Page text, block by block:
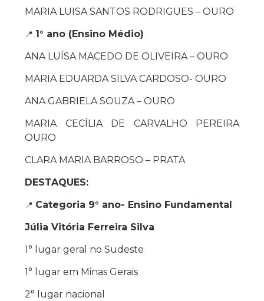
MARIA LUISA SANTOS RODRIGUES – OURO
📍 1° ano (Ensino Médio)
ANA LUÍSA MACEDO DE OLIVEIRA – OURO
MARIA EDUARDA SILVA CARDOSO- OURO
ANA GABRIELA SOUZA – OURO
MARIA CECÍLIA DE CARVALHO PEREIRA
OURO
CLARA MARIA BARROSO – PRATA
DESTAQUES:
📍 Categoria 9° ano- Ensino Fundamental
Júlia Vitória Ferreira Silva
1° lugar geral no Sudeste
1° lugar em Minas Gerais
2° lugar nacional